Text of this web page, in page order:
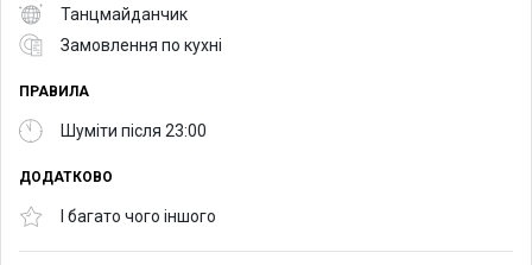
Танцмайданчик
Замовлення по кухні
ПРАВИЛА
Шуміти після 23:00
ДОДАТКОВО
І багато чого іншого